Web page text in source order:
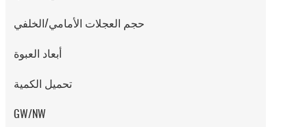
حجم العجلات الأمامي/الخلفي
أبعاد العبوة
تحميل الكمية
GW/NW